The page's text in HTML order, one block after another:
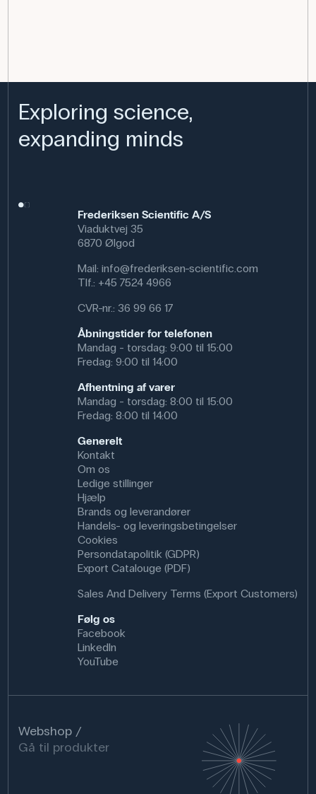
Exploring science,
expanding minds
Frederiksen Scientific A/S
Viaduktvej 35
6870 Ølgod
Mail: info@frederiksen-scientific.com
Tlf.: +45 7524 4966
CVR-nr.: 36 99 66 17
Åbningstider for telefonen
Mandag - torsdag: 9:00 til 15:00
Fredag: 9:00 til 14:00
Afhentning af varer
Mandag - torsdag: 8:00 til 15:00
Fredag: 8:00 til 14:00
Generelt
Kontakt
Om os
Ledige stillinger
Hjælp
Brands og leverandører
Handels- og leveringsbetingelser
Cookies
Persondatapolitik (GDPR)
Export Catalouge (PDF)
Sales And Delivery Terms (Export Customers)
Følg os
Facebook
LinkedIn
YouTube
Webshop
Gå til produkter